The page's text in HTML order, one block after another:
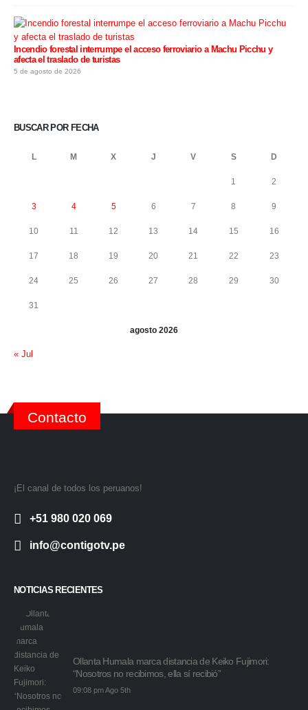
Incendio forestal interrumpe el acceso ferroviario a Machu Picchu y
afecta el traslado de turistas
5 de agosto de 2026
BUSCAR POR FECHA
agosto 2026
L M X J V S D
1 2
3 4 5 6 7 8 9
10 11 12 13 14 15 16
17 18 19 20 21 22 23
24 25 26 27 28 29 30
31
« Jul
Contacto
¡El canal de todos los peruanos!
+51 980 020 069
info@contigotv.pe
NOTICIAS RECIENTES
Ollanta Humala marca distancia de Keiko Fujimori:
“Nosotros no recibimos, ella sí recibió”
09:08 pm Ago 5th